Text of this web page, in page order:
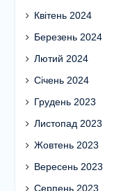
Квітень 2024
Березень 2024
Лютий 2024
Січень 2024
Грудень 2023
Листопад 2023
Жовтень 2023
Вересень 2023
Серпень 2023